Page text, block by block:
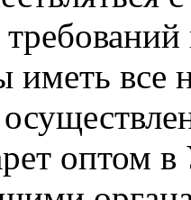
иметь все
оптом